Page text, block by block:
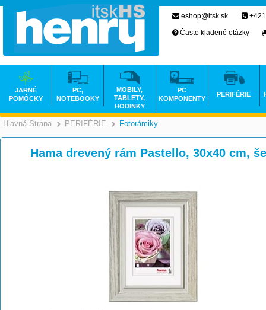
Hlavná Strana >
PERIFÉRIE >
Fotorámiky
Hama drevený rám Pastello, 30x40 cm,
eshop@itsk.sk
Často kladené otázky
JARNÉ
POMÔCKY
PC,
NOTEBOOKY
MOBILY,
TABLETY,
HODINKY
PC
KOMPONENTY
PERIFÉRIE